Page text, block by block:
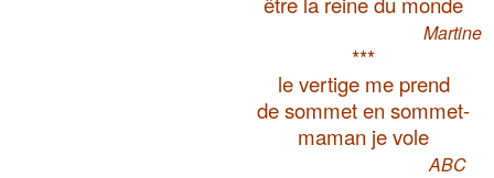
Martine
***
le vertige me prend
de sommet en sommet-
maman je vole
ABC